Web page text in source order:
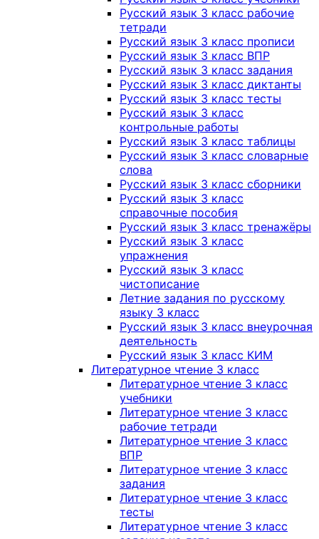
Русский язык 3 класс рабочие
тетради
Русский язык 3 класс прописи
Русский язык 3 класс ВПР
Русский язык 3 класс задания
Русский язык 3 класс диктанты
Русский язык 3 класс тесты
Русский язык 3 класс
контрольные работы
Русский язык 3 класс таблицы
Русский язык 3 класс словарные
слова
Русский язык 3 класс сборники
Русский язык 3 класс
справочные пособия
Русский язык 3 класс тренажёры
Русский язык 3 класс
упражнения
Русский язык 3 класс
чистописание
Летние задания по русскому
языку 3 класс
Русский язык 3 класс внеурочная
деятельность
Русский язык 3 класс КИМ
Литературное чтение 3 класс
Литературное чтение 3 класс
учебники
Литературное чтение 3 класс
рабочие тетради
Литературное чтение 3 класс
ВПР
Литературное чтение 3 класс
задания
Литературное чтение 3 класс
тесты
Литературное чтение 3 класс